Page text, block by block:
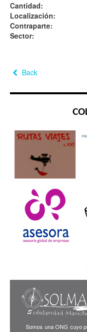
Cantidad:
Localización:
Contraparte:
Sector:
Back
Somos una ONG cuyo